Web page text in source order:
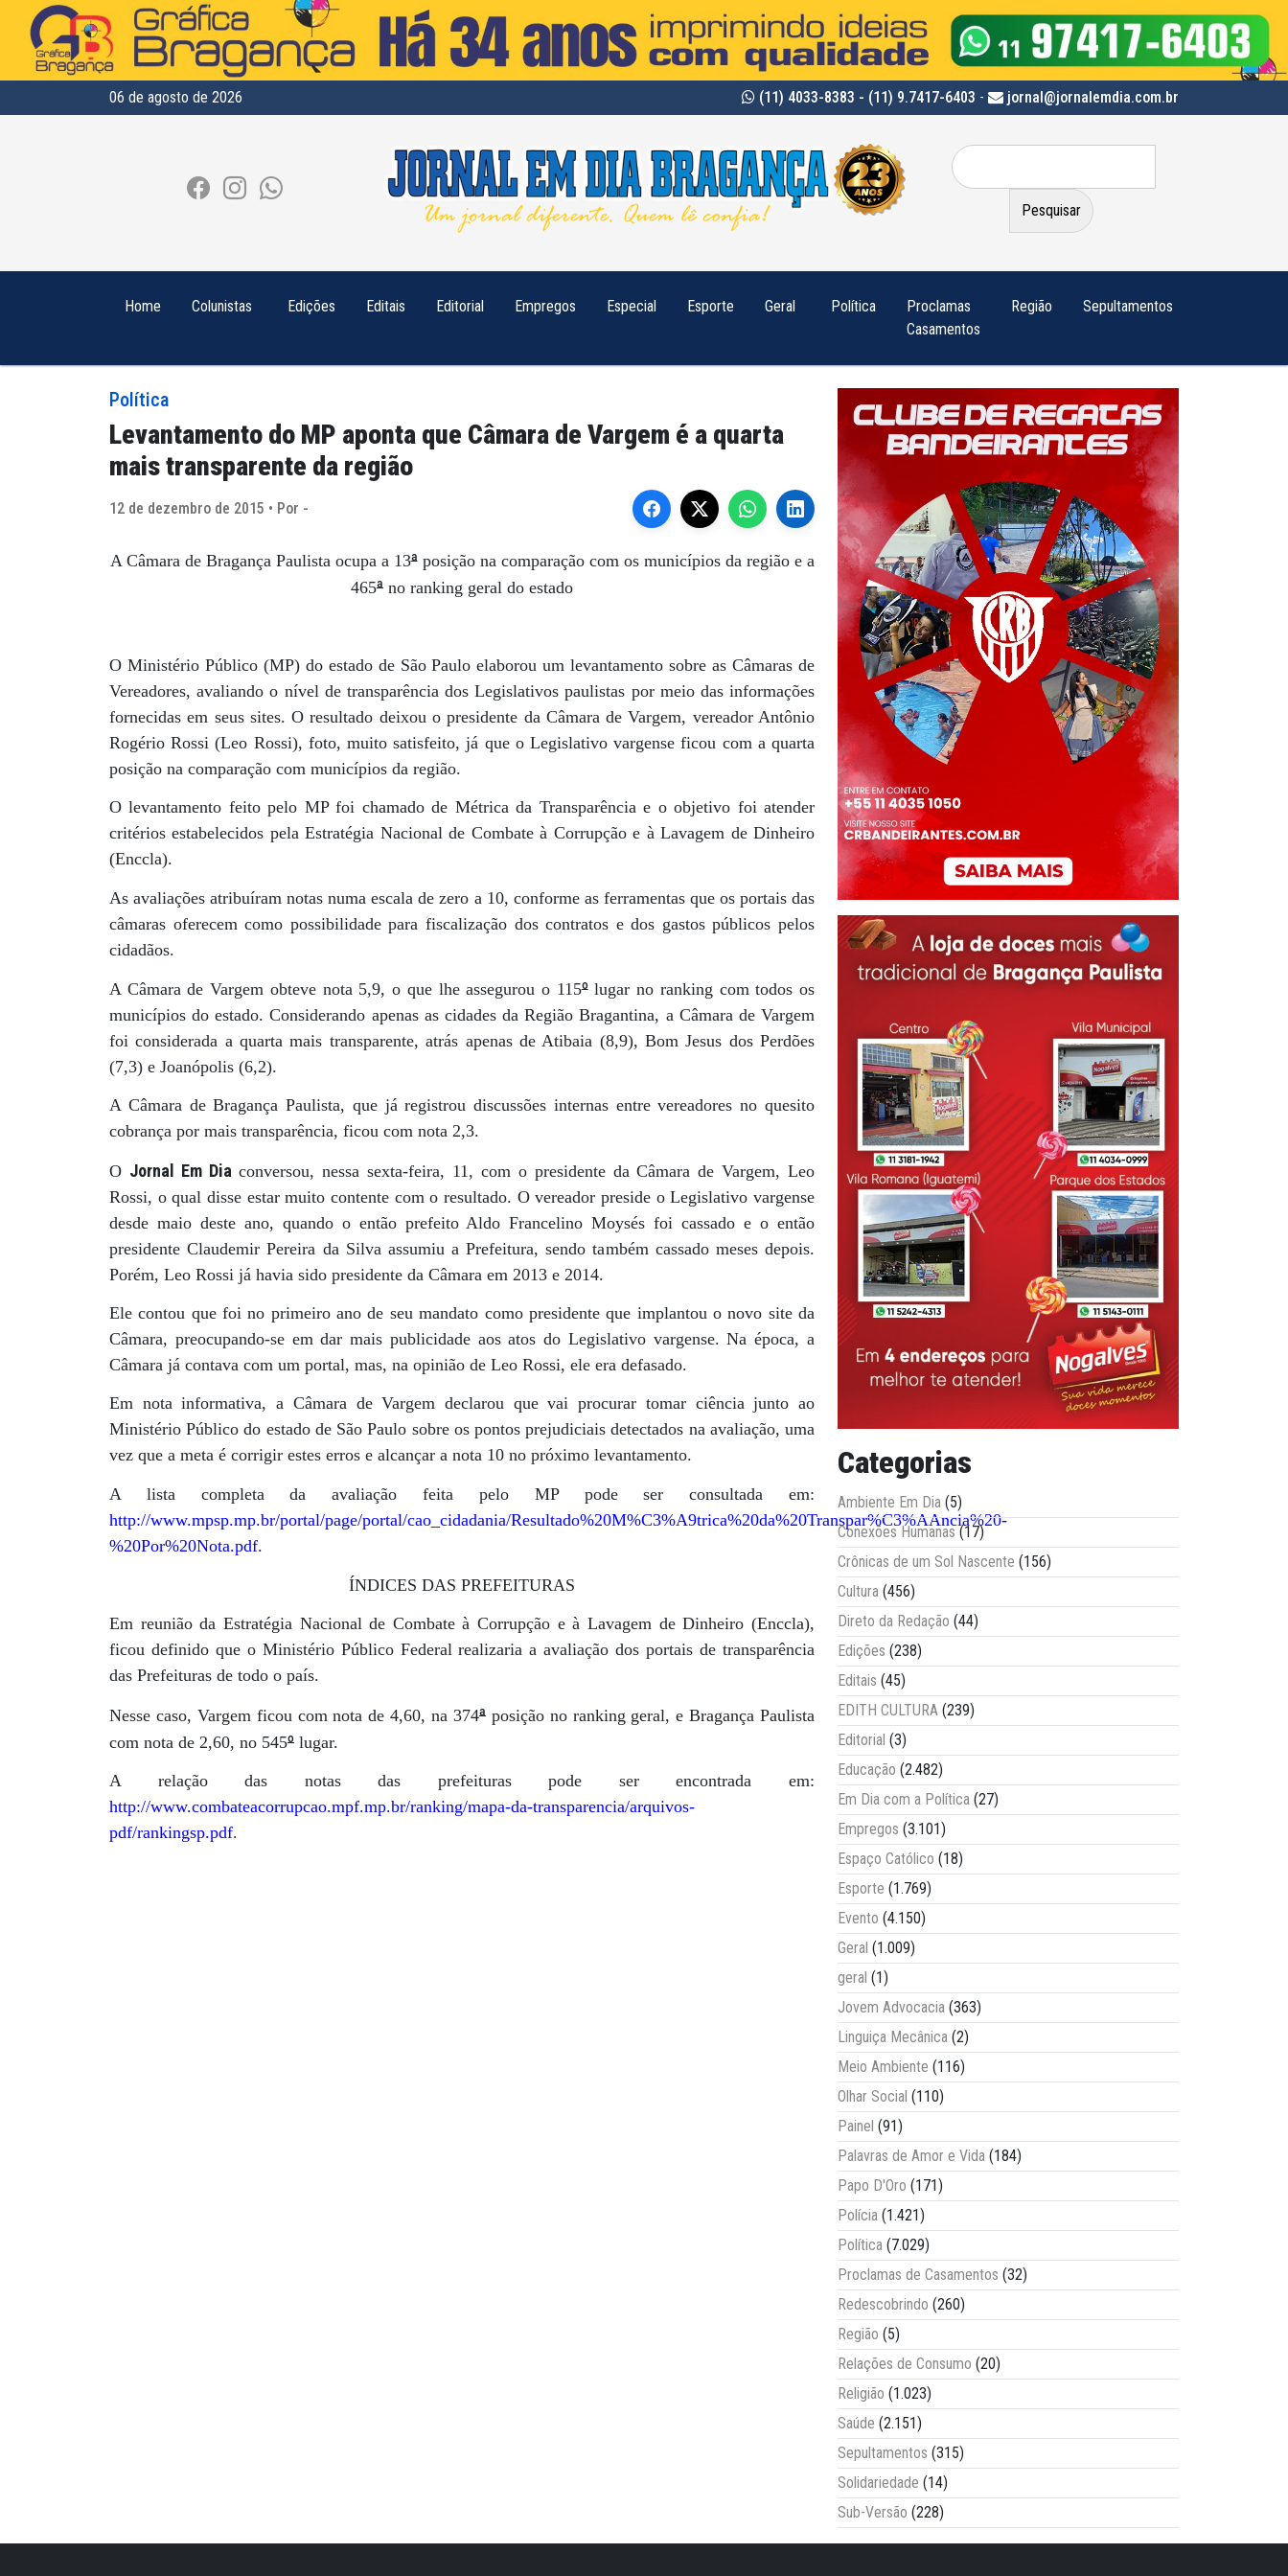
06 de agosto de 2026 (11) 4033-8383 - (11) 9.7417-6403 - jornal@jornalemdia.com.br
Pesquisar
por:
Home Colunistas Edições Editais Editorial Empregos Especial Esporte Geral Política
Proclamas
Casamentos
Região Sepultamentos
Política
Levantamento do MP aponta que Câmara de Vargem é a quarta
mais transparente da região
12 de dezembro de 2015 • Por -
A Câmara de Bragança Paulista ocupa a 13ªposição na comparação com os municípios da região e a
465ª no ranking geral do estado
O Ministério Público (MP) do estado de São Paulo elaborou um levantamento sobre as Câmaras de
Vereadores, avaliando o nível de transparência dos Legislativos paulistas por meio das informações
fornecidas em seus sites. O resultado deixou o presidente da Câmara de Vargem, vereador Antônio
Rogério Rossi (Leo Rossi), foto, muito satisfeito, já que o Legislativo vargense ficou com a quarta
posição na comparação com municípios da região.
O levantamento feito pelo MP foi chamado de Métrica da Transparência e o objetivo foi atender
critérios estabelecidos pela Estratégia Nacional de Combate à Corrupção e à Lavagem de Dinheiro
(Enccla).
As avaliações atribuíram notas numa escala de zero a 10, conforme as ferramentas que os portais das
câmaras oferecem como possibilidade para fiscalização dos contratos e dos gastos públicos pelos
cidadãos.
A Câmara de Vargem obteve nota 5,9, o que lhe assegurou o 115ºlugar no ranking com todos os
municípios do estado. Considerando apenas as cidades da Região Bragantina, a Câmara de Vargem
foi considerada a quarta mais transparente, atrás apenas de Atibaia (8,9), Bom Jesus dos Perdões
(7,3) e Joanópolis (6,2).
A Câmara de Bragança Paulista, que já registrou discussões internas entre vereadores no quesito
cobrança por mais transparência, ficou com nota 2,3.
O Jornal Em Dia conversou, nessa sexta-feira, 11, com o presidente da Câmara de Vargem, Leo
Rossi, o qual disse estar muito contente com o resultado. O vereador preside o Legislativo vargense
desde maio deste ano, quando o então prefeito Aldo Francelino Moysés foi cassado e o então
presidente Claudemir Pereira da Silva assumiu a Prefeitura, sendo também cassado meses depois.
Porém, Leo Rossi já havia sido presidente da Câmara em 2013 e 2014.
Ele contou que foi no primeiro ano de seu mandato como presidente que implantou o novo site da
Câmara, preocupando-se em dar mais publicidade aos atos do Legislativo vargense. Na época, a
Câmara já contava com um portal, mas, na opinião de Leo Rossi, ele era defasado.
Em nota informativa, a Câmara de Vargem declarou que vai procurar tomar ciência junto ao
Ministério Público do estado de São Paulo sobre os pontos prejudiciais detectados na avaliação, uma
vez que a meta é corrigir estes erros e alcançar a nota 10 no próximo levantamento.
A lista completa da avaliação feita pelo MP pode ser consultada em:
http://www.mpsp.mp.br/portal/page/portal/cao_cidadania/Resultado%20M%C3%A9trica%20da%20Transpar%C3%AAncia%20-
%20Por%20Nota.pdf.
ÍNDICES DAS PREFEITURAS
Em reunião da Estratégia Nacional de Combate à Corrupção e à Lavagem de Dinheiro (Enccla),
ficou definido que o Ministério Público Federal realizaria a avaliação dos portais de transparência
das Prefeituras de todo o país.
Nesse caso, Vargem ficou com nota de 4,60, na 374ªposição no ranking geral, e Bragança Paulista
com nota de 2,60, no 545º lugar.
A relação das notas das prefeituras pode ser encontrada em:
http://www.combateacorrupcao.mpf.mp.br/ranking/mapa-da-transparencia/arquivos-
pdf/rankingsp.pdf.
Categorias
Ambiente Em Dia (5)
Conexões Humanas (17)
Crônicas de um Sol Nascente (156)
Cultura (456)
Direto da Redação (44)
Edições (238)
Editais (45)
EDITH CULTURA (239)
Editorial (3)
Educação (2.482)
Em Dia com a Política (27)
Empregos (3.101)
Espaço Católico (18)
Esporte (1.769)
Evento (4.150)
Geral (1.009)
geral (1)
Jovem Advocacia (363)
Linguiça Mecânica (2)
Meio Ambiente (116)
Olhar Social (110)
Painel (91)
Palavras de Amor e Vida (184)
Papo D'Oro (171)
Polícia (1.421)
Política (7.029)
Proclamas de Casamentos (32)
Redescobrindo (260)
Região (5)
Relações de Consumo (20)
Religião (1.023)
Saúde (2.151)
Sepultamentos (315)
Solidariedade (14)
Sub-Versão (228)